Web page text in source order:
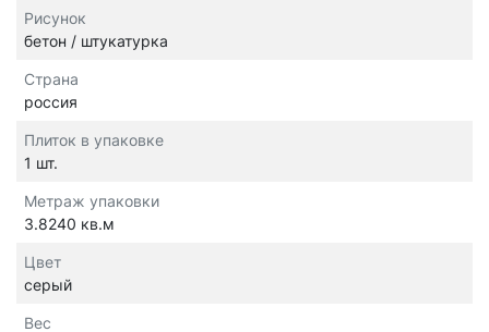
Рисунок
бетон / штукатурка
Страна
россия
Плиток в упаковке
1 шт.
Метраж упаковки
3.8240 кв.м
Цвет
серый
Вес